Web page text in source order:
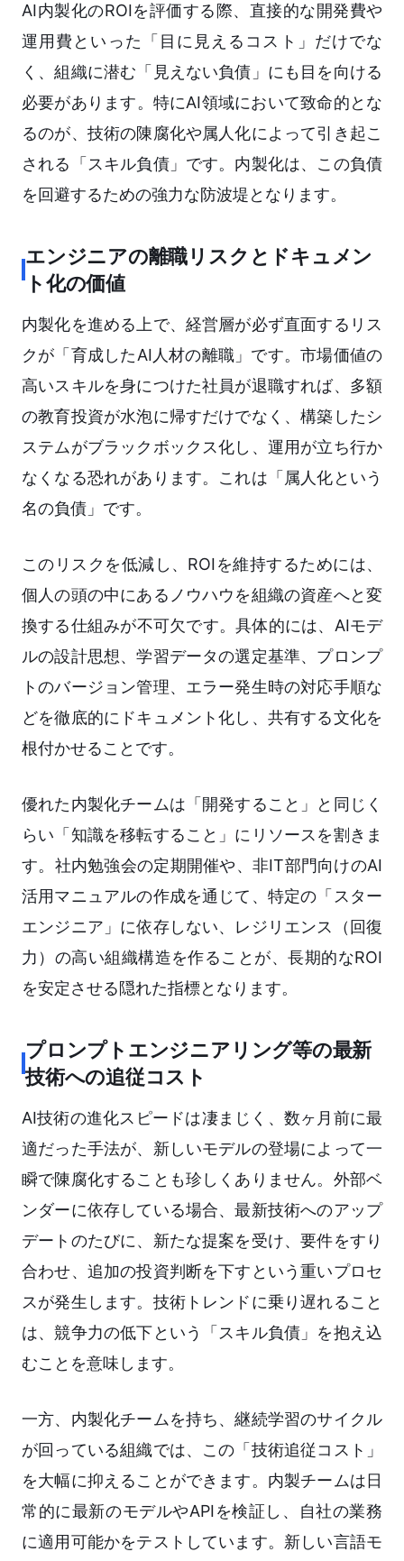
AI内製化のROIを評価する際、直接的な開発費や
運用費といった「目に見えるコスト」だけでな
く、組織に潜む「見えない負債」にも目を向ける
必要があります。特にAI領域において致命的とな
るのが、技術の陳腐化や属人化によって引き起こ
される「スキル負債」です。内製化は、この負債
を回避するための強力な防波堤となります。
エンジニアの離職リスクとドキュメン
ト化の価値
内製化を進める上で、経営層が必ず直面するリス
クが「育成したAI人材の離職」です。市場価値の
高いスキルを身につけた社員が退職すれば、多額
の教育投資が水泡に帰すだけでなく、構築したシ
ステムがブラックボックス化し、運用が立ち行か
なくなる恐れがあります。これは「属人化という
名の負債」です。
このリスクを低減し、ROIを維持するためには、
個人の頭の中にあるノウハウを組織の資産へと変
換する仕組みが不可欠です。具体的には、AIモデ
ルの設計思想、学習データの選定基準、プロンプ
トのバージョン管理、エラー発生時の対応手順な
どを徹底的にドキュメント化し、共有する文化を
根付かせることです。
優れた内製化チームは「開発すること」と同じく
らい「知識を移転すること」にリソースを割きま
す。社内勉強会の定期開催や、非IT部門向けのAI
活用マニュアルの作成を通じて、特定の「スター
エンジニア」に依存しない、レジリエンス（回復
力）の高い組織構造を作ることが、長期的なROI
を安定させる隠れた指標となります。
プロンプトエンジニアリング等の最新
技術への追従コスト
AI技術の進化スピードは凄まじく、数ヶ月前に最
適だった手法が、新しいモデルの登場によって一
瞬で陳腐化することも珍しくありません。外部ベ
ンダーに依存している場合、最新技術へのアップ
デートのたびに、新たな提案を受け、要件をすり
合わせ、追加の投資判断を下すという重いプロセ
スが発生します。技術トレンドに乗り遅れること
は、競争力の低下という「スキル負債」を抱え込
むことを意味します。
一方、内製化チームを持ち、継続学習のサイクル
が回っている組織では、この「技術追従コスト」
を大幅に抑えることができます。内製チームは日
常的に最新のモデルやAPIを検証し、自社の業務
に適用可能かをテストしています。新しい言語モ